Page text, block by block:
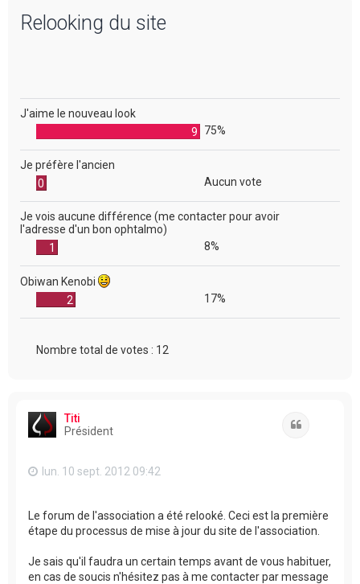
Relooking du site
J'aime le nouveau look
9
75%
Je préfère l'ancien
0
Aucun vote
Je vois aucune différence (me contacter pour avoir
l'adresse d'un bon ophtalmo)
1
8%
Obiwan Kenobi
2
17%
Nombre total de votes : 12
Titi
Président
lun. 10 sept. 2012 09:42
Le forum de l'association a été relooké. Ceci est la première
étape du processus de mise à jour du site de l'association.
Je sais qu'il faudra un certain temps avant de vous habituer,
en cas de soucis n'hésitez pas à me contacter par message